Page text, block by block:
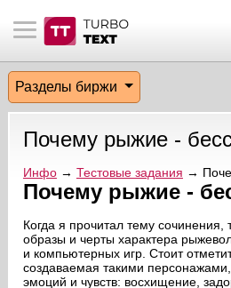
материалы
биржи
пользователи
эфир
на сайте
пользователей
сообщения
по форуму
Разделы биржи
Почему рыжие -
Инфо→ Тестовые задания →
Почему рыжие -
Когда я прочитал тему сочинения,
образы и черты характера
и компьютерных игр. Стоит
создаваемая такими
эмоций и чувств: восхищение,